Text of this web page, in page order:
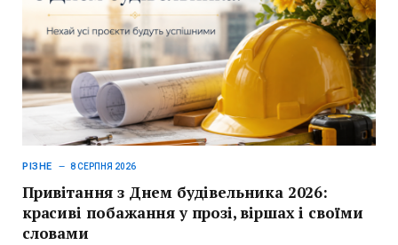
РІЗНЕ 8 СЕРПНЯ 2026
Привітання з Днем будівельника 2026:
красиві побажання у прозі, віршах і своїми
словами